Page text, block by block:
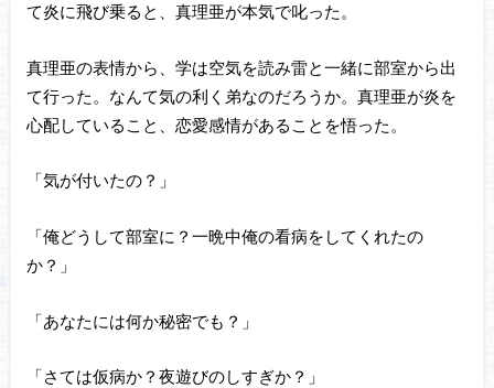
て炎に飛び乗ると、真理亜が本気で叱った。
真理亜の表情から、学は空気を読み雷と一緒に部室から出
て行った。なんて気の利く弟なのだろうか。真理亜が炎を
心配していること、恋愛感情があることを悟った。
「気が付いたの？」
「俺どうして部室に？一晩中俺の看病をしてくれたの
か？」
「あなたには何か秘密でも？」
「さては仮病か？夜遊びのしすぎか？」